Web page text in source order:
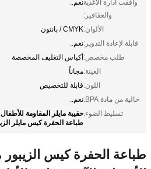
وافقت ادارة الاغذية
والعقاقير:
نعم..
الألوان:CMYK / بانتون
قابلة لإعادة التدوير:نعم..
طلب مخصص:أكياس التغليف المخصصة
العينة:مجاناً
اللون:قابلة للتخصيص
خالية من مادة BPA:
نعم..
تسليط الضوء:حقيبة مايلر المقاومة للأطفال,
طباعة الحفرة كيس مايلر
طباعة الحفرة كيس الزيبور